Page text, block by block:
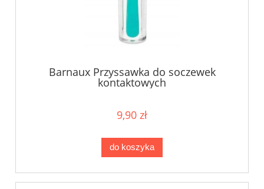
Barnaux Przyssawka do soczewek
kontaktowych
9,90 zł
do koszyka